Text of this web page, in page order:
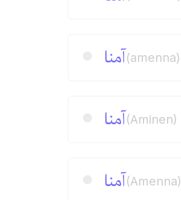
آمنا(amenna)
آمنا(Aminen)
آمنا(Amenna)